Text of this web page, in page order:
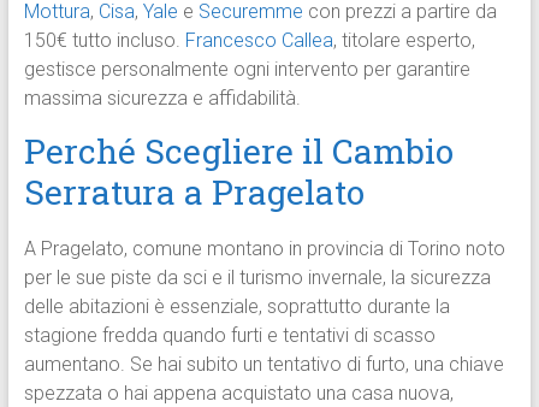
Mottura, Cisa, Yale e Securemme con prezzi a partire da
150€ tutto incluso. Francesco Callea, titolare esperto,
gestisce personalmente ogni intervento per garantire
massima sicurezza e affidabilità.​
Perché Scegliere il Cambio
Serratura a Pragelato
A Pragelato, comune montano in provincia di Torino noto
per le sue piste da sci e il turismo invernale, la sicurezza
delle abitazioni è essenziale, soprattutto durante la
stagione fredda quando furti e tentativi di scasso
aumentano. Se hai subito un tentativo di furto, una chiave
spezzata o hai appena acquistato una casa nuova,